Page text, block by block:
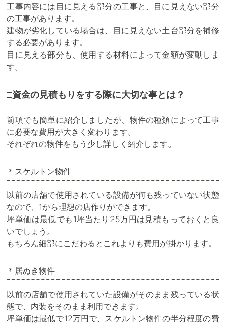
工事内容には目に見える部分の工事と、目に見えない部分
の工事があります。
建物が劣化している場合は、目に見えない土台部分を補修
する必要があります。
目に見える部分も、使用する材料によって金額が変動しま
す。
□資金の見積もりをする際に大切な事とは？
前項でも簡単に紹介しましたが、物件の種類によって工事
に必要な費用が大きく変わります。
それぞれの物件をもう少し詳しく紹介します。
＊スケルトン物件
以前の店舗で使用されている設備が何も残っていない状態
なので、1から理想の店作りができます。
坪単価は最低でも1坪当たり25万円は見積もっておくと良
いでしょう。
もちろん細部にこだわるとこれよりも費用が掛かります。
＊居ぬき物件
以前の店舗で使用されていた設備がそのまま残っている状
態で、内装をそのまま利用できます。
坪単価は最低で12万円で、スケルトン物件の半分程度の費